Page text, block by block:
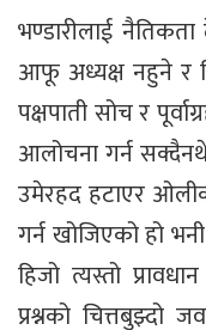
भण्डारीलाई
आफू अध्यक्ष नहुने र
पक्षपाती सोच र
आलोचना गर्न
उमेरहद हटाएर
गर्न खोजिएको हो
हिजो त्यस्तो
प्रश्नको चित्तबुझ्दो